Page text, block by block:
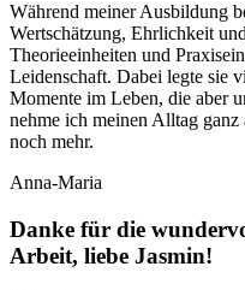
Während meiner Ausbildung
Wertschätzung, Ehrlichkeit
Theorieeinheiten und
Leidenschaft. Dabei legte sie
Momente im Leben, die aber
nehme ich meinen Alltag ganz
noch mehr.
Anna-Maria
Danke für die
Arbeit, liebe Jasmin!